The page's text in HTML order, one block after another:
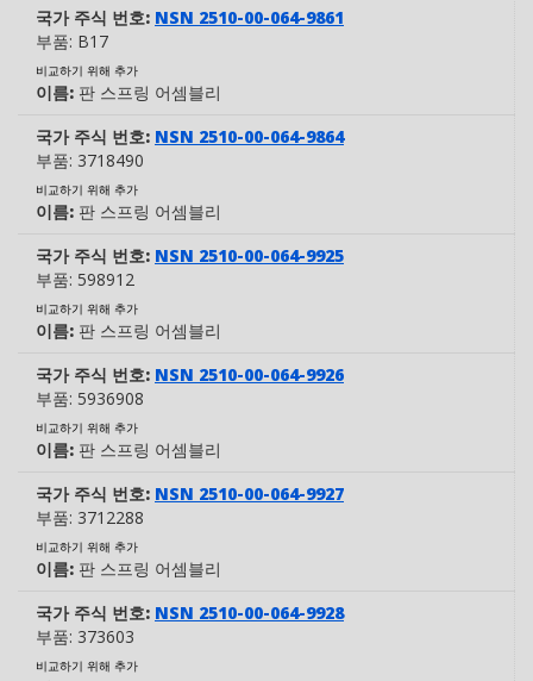
국가 주식 번호: NSN 2510-00-064-9861
부품: B17
비교하기 위해 추가
이름: 판 스프링 어셈블리
국가 주식 번호: NSN 2510-00-064-9864
부품: 3718490
비교하기 위해 추가
이름: 판 스프링 어셈블리
국가 주식 번호: NSN 2510-00-064-9925
부품: 598912
비교하기 위해 추가
이름: 판 스프링 어셈블리
국가 주식 번호: NSN 2510-00-064-9926
부품: 5936908
비교하기 위해 추가
이름: 판 스프링 어셈블리
국가 주식 번호: NSN 2510-00-064-9927
부품: 3712288
비교하기 위해 추가
이름: 판 스프링 어셈블리
국가 주식 번호: NSN 2510-00-064-9928
부품: 373603
비교하기 위해 추가